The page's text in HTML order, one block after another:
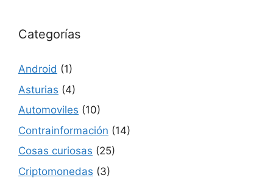
Categorías
Android (1)
Asturias (4)
Automoviles (10)
Contrainformación (14)
Cosas curiosas (25)
Criptomonedas (3)